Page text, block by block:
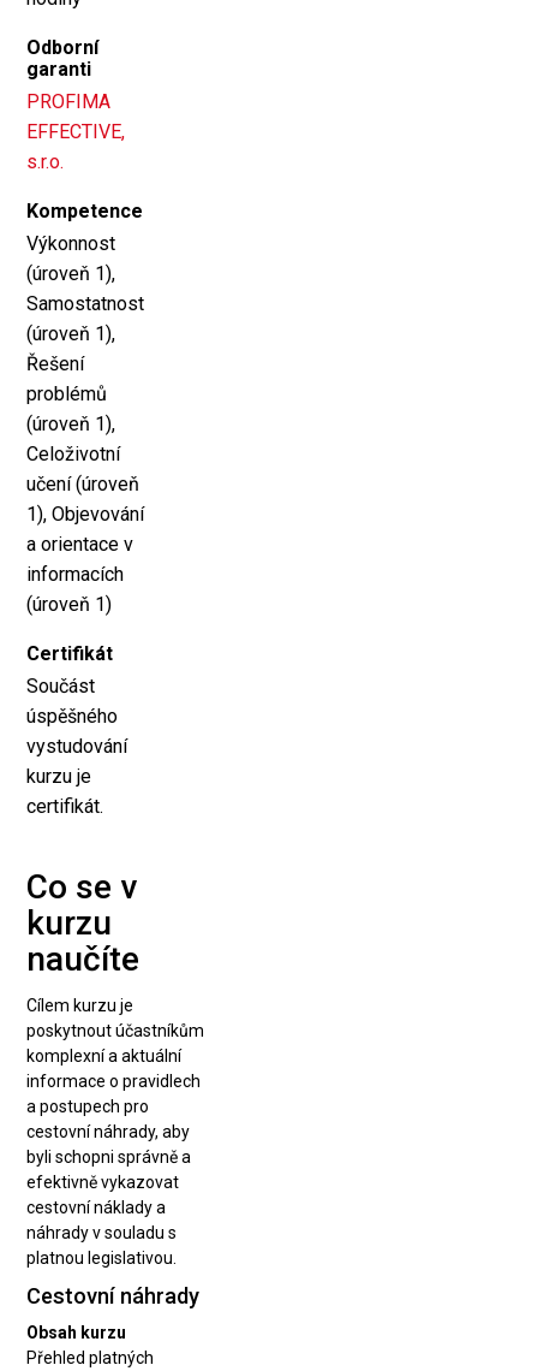
Odborní
garanti
PROFIMA
EFFECTIVE,
s.r.o.
Kompetence
Výkonnost
(úroveň 1),
Samostatnost
(úroveň 1),
Řešení
problémů
(úroveň 1),
Celoživotní
učení (úroveň
1), Objevování
a orientace v
informacích
(úroveň 1)
Certifikát
Součást
úspěšného
vystudování
kurzu je
certifikát.
Co se v
kurzu
naučíte
Cílem kurzu je
poskytnout účastníkům
komplexní a aktuální
informace o pravidlech
a postupech pro
cestovní náhrady, aby
byli schopni správně a
efektivně vykazovat
cestovní náklady a
náhrady v souladu s
platnou legislativou.
Cestovní náhrady
Obsah kurzu
Přehled platných